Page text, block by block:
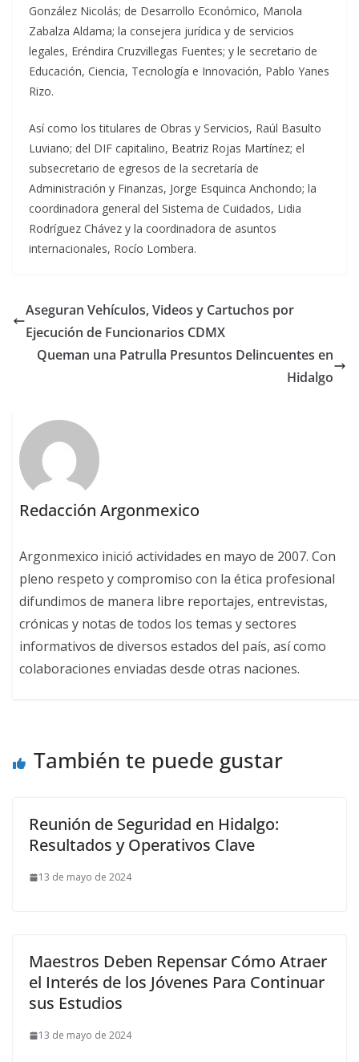
González Nicolás; de Desarrollo Económico, Manola
Zabalza Aldama; la consejera jurídica y de servicios
legales, Eréndira Cruzvillegas Fuentes; y le secretario de
Educación, Ciencia, Tecnología e Innovación, Pablo Yanes
Rizo.
Así como los titulares de Obras y Servicios, Raúl Basulto
Luviano; del DIF capitalino, Beatriz Rojas Martínez; el
subsecretario de egresos de la secretaría de
Administración y Finanzas, Jorge Esquinca Anchondo; la
coordinadora general del Sistema de Cuidados, Lidia
Rodríguez Chávez y la coordinadora de asuntos
internacionales, Rocío Lombera.
Aseguran Vehículos, Videos y Cartuchos por
Ejecución de Funcionarios CDMX
Queman una Patrulla Presuntos Delincuentes en
Hidalgo
Redacción Argonmexico
Argonmexico inició actividades en mayo de 2007. Con
pleno respeto y compromiso con la ética profesional
difundimos de manera libre reportajes, entrevistas,
crónicas y notas de todos los temas y sectores
informativos de diversos estados del país, así como
colaboraciones enviadas desde otras naciones.
También te puede gustar
Reunión de Seguridad en Hidalgo:
Resultados y Operativos Clave
13 de mayo de 2024
Maestros Deben Repensar Cómo Atraer
el Interés de los Jóvenes Para Continuar
sus Estudios
13 de mayo de 2024